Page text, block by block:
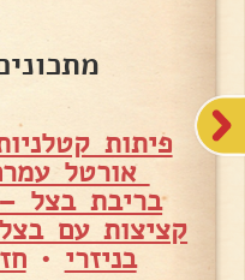
פיתות
אורטל
בריבת בצל –
קציצות עם
בניזרי •